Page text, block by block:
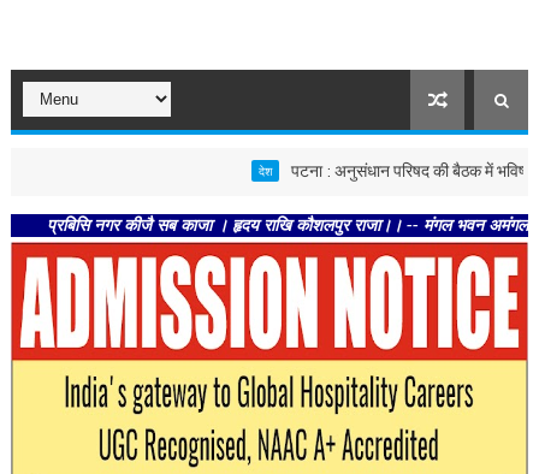
पटना : अनुसंधान परिषद की बैठक में भविष्य की कृषि
नगर कीजै सब काजा । हृदय राखि कौशलपुर राजा।। -- मंगल भवन अमंगल हारी।